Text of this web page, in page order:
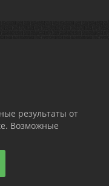
результаты от
Возможные